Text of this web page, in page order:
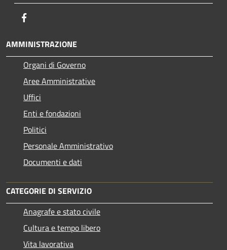
AMMINISTRAZIONE
Organi di Governo
Aree Amministrative
Uffici
Enti e fondazioni
Politici
Personale Amministrativo
Documenti e dati
CATEGORIE DI SERVIZIO
Anagrafe e stato civile
Cultura e tempo libero
Vita lavorativa